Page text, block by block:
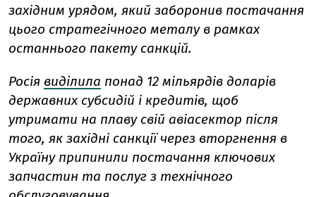
західним урядом, який заборонив постачання
цього стратегічного металу в рамках
останнього пакету санкцій.
Росія виділила понад 12 мільярдів доларів
державних субсидій і кредитів, щоб
утримати на плаву свій авіасектор після
того, як західні санкції через вторгнення в
Україну припинили постачання ключових
запчастин та послуг з технічного